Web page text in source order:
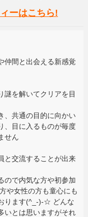
ーはこちら!
仲間と出会える新感覚
謎を解いてクリアを目
、共通の目的に向かい
、目に入るものが毎度
せん
と交流することが出来
ので内気な方や初参加
や女性の方も童心にも
ります(^_-)-☆ どんな
いとは思いますがそれ